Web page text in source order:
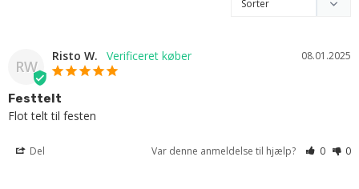
RW
08.01.2025
Risto W.
Festtelt
Flot telt til festen
Del Var denne anmeldelse til hjælp? 0 0